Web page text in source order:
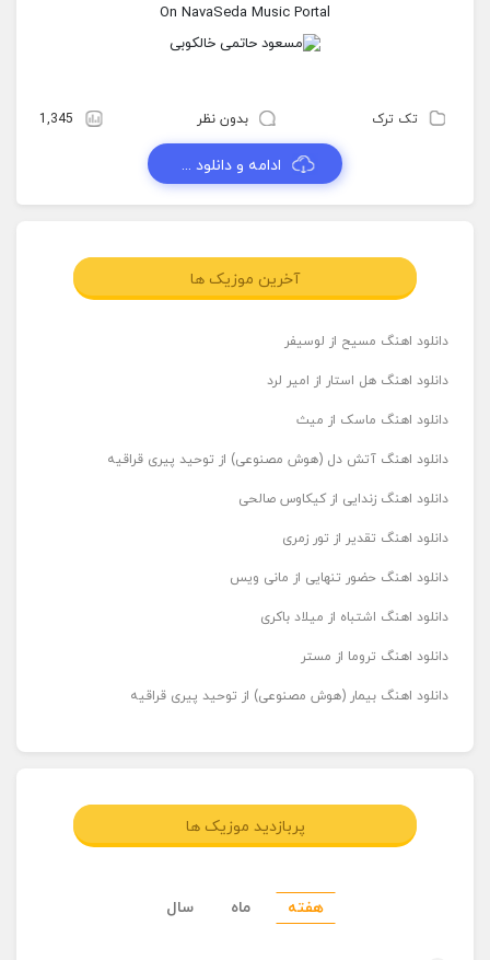
On NavaSeda Music Portal
تک ترک بدون نظر 1,345
ادامه و دانلود ...
آخرین موزیک ها
دانلود اهنگ مسیح از لوسیفر
دانلود اهنگ هل استار از امیر لرد
دانلود اهنگ ماسک از میث
دانلود اهنگ آتش دل (هوش مصنوعی) از توحید پیری قراقیه
دانلود اهنگ زندایی از کیکاوس صالحی
دانلود اهنگ تقدیر از تور زمری
دانلود اهنگ حضور تنهایی از مانی ویس
دانلود اهنگ اشتباه از میلاد باکری
دانلود اهنگ تروما از مستر
دانلود اهنگ بیمار (هوش مصنوعی) از توحید پیری قراقیه
پربازدید موزیک ها
هفته ماه سال